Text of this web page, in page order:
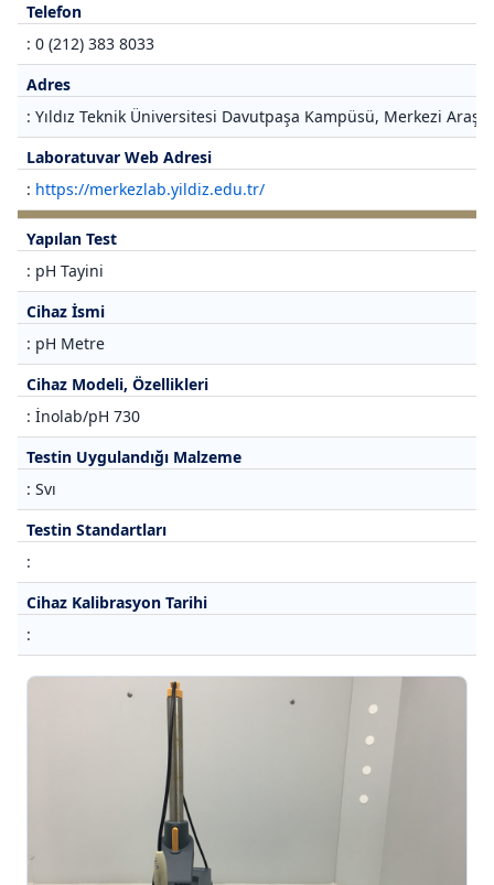
Telefon
: 0 (212) 383 8033
Adres
: Yıldız Teknik Üniversitesi Davutpaşa Kampüsü, Merkezi
Laboratuvar Web Adresi
: https://merkezlab.yildiz.edu.tr/
Yapılan Test
: pH Tayini
Cihaz İsmi
: pH Metre
Cihaz Modeli, Özellikleri
: İnolab/pH 730
Testin Uygulandığı Malzeme
: Svı
Testin Standartları
:
Cihaz Kalibrasyon Tarihi
: